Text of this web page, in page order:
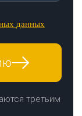
данных
третьим